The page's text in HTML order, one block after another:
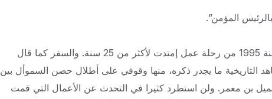
المؤمن”.
وأوضح الكاتب مطرجي انه “عاد من المملكة العربية السعودية سنة 1995 من رحلة عمل إمتدت لأكثر من 25 سنة. والسفر كما قال
التاريخية ما يجدر ذكره، منها وقوفي على أطلال حصن السموأل بين
جميل بن معمر. ولن استطرد كثيرا في التحدث عن الأعمال التي قمت